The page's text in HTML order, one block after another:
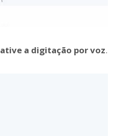
ative a digitação por voz.